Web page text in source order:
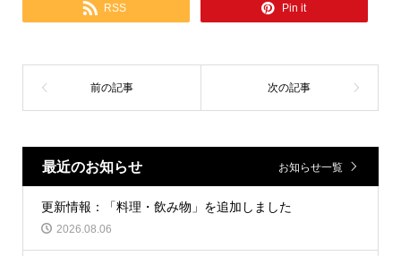
RSS Pin it
最近のお知らせ お知らせ一覧
更新情報：「料理・飲み物」を追加しました
2026.08.06